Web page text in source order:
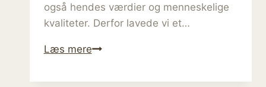
også hendes værdier og menneskelige
kvaliteter. Derfor lavede vi et…
Læs mereMusikbilleder
skoven